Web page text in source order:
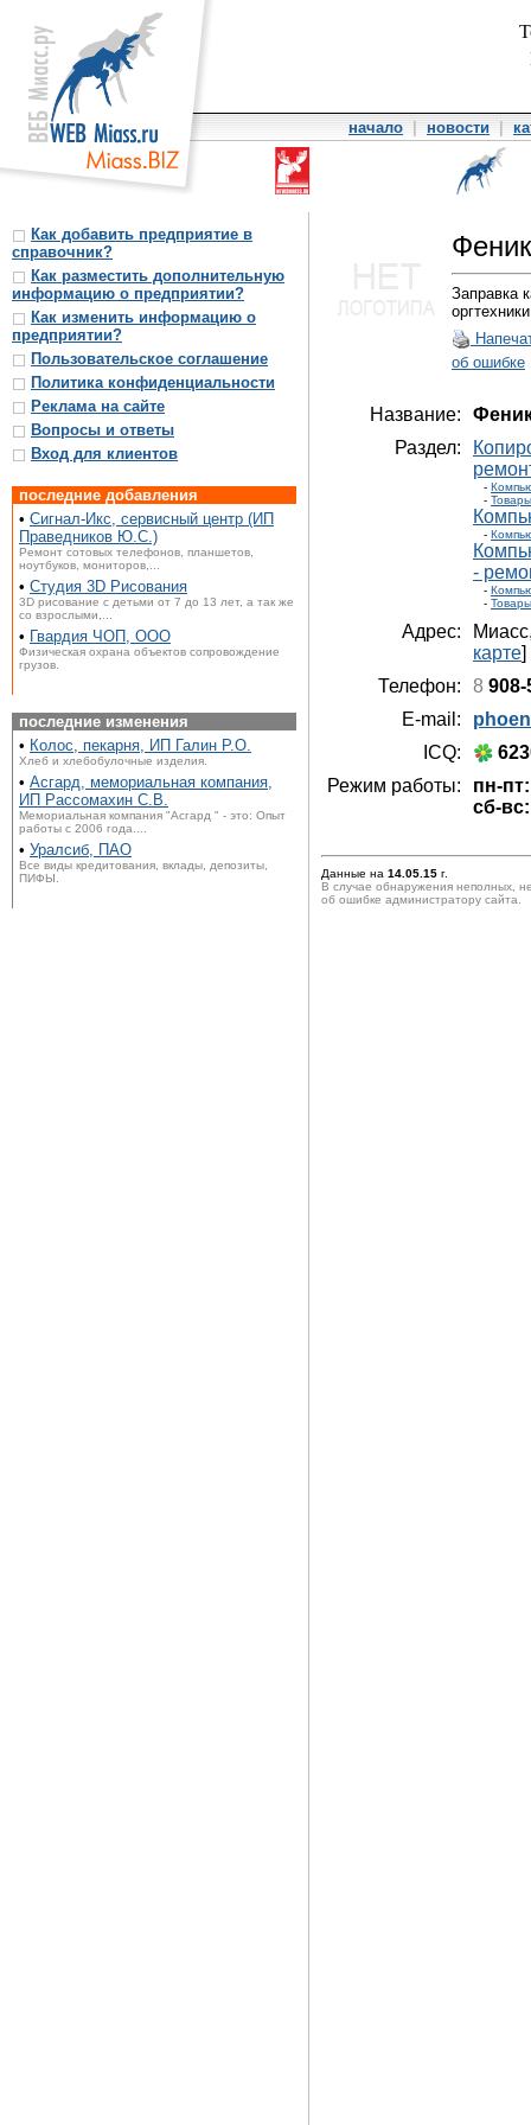
начало новости
Как добавить предприятие в
справочник?
Как разместить дополнительную
информацию о предприятии?
Как изменить информацию о
предприятии?
Пользовательское соглашение
Политика конфиденциальности
Реклама на сайте
Вопросы и ответы
Вход для клиентов
последние добавления
• Сигнал-Икс, сервисный центр (ИП
Праведников Ю.С.)
Ремонт сотовых телефонов, планшетов,
ноутбуков, мониторов,...
• Студия 3D Рисования
3D рисование с детьми от 7 до 13 лет, а так же
со взрослыми,...
• Гвардия ЧОП, ООО
Физическая охрана объектов сопровождение
грузов.
последние изменения
• Колос, пекарня, ИП Галин Р.О.
Хлеб и хлебобулочные изделия.
• Асгард, мемориальная компания,
ИП Рассомахин С.В.
Мемориальная компания "Асгард " - это: Опыт
работы с 2006 года....
• Уралсиб, ПАО
Все виды кредитования, вклады, депозиты,
ПИФЫ.
Заправка
об ошибке
Название:
Раздел:
-
-
-
-
-
-
Адрес:
карте]
Телефон:
8 908-
E-mail:
ICQ:
Режим работы:
пн-
сб-
Данные на 14.05.15 г.
В случае обнаружения неполных,
об ошибке администратору сайта.